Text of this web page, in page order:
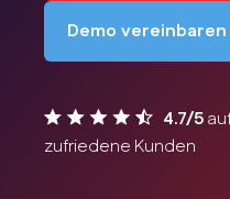
Demo vereinbaren
4.7/5
zufriedene Kunden